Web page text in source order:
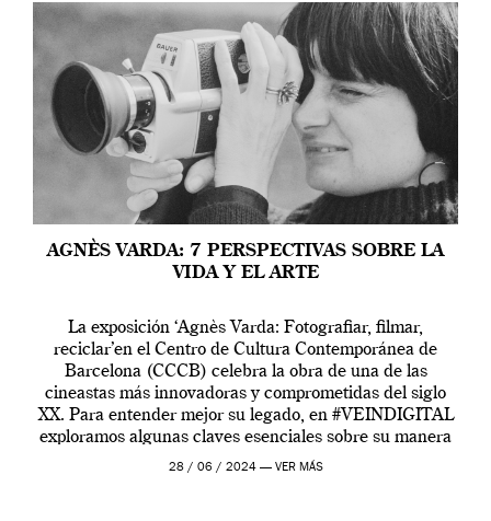
AGNÈS VARDA: 7 PERSPECTIVAS SOBRE LA
VIDA Y EL ARTE
La exposición ‘Agnès Varda: Fotografiar, filmar,
reciclar’en el Centro de Cultura Contemporánea de
Barcelona (CCCB) celebra la obra de una de las
cineastas más innovadoras y comprometidas del siglo
XX. Para entender mejor su legado, en #VEINDIGITAL
exploramos algunas claves esenciales sobre su manera
de entender la vida, el cine y el arte contemporáneo.
28 / 06 / 2024 — VER MÁS